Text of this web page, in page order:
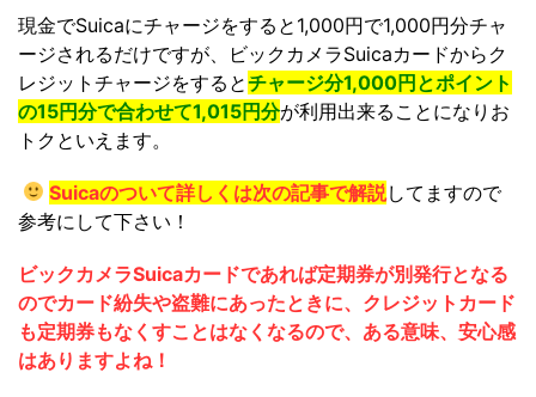
現金でSuicaにチャージをすると1,000円で1,000円分チャ
ージされるだけですが、ビックカメラSuicaカードからク
レジットチャージをするとチャージ分1,000円とポイント
の15円分で合わせて1,015円分が利用出来ることになりお
トクといえます。
Suicaのついて詳しくは次の記事で解説してますので
参考にして下さい！
ビックカメラSuicaカードであれば定期券が別発行となる
のでカード紛失や盗難にあったときに、クレジットカード
も定期券もなくすことはなくなるので、ある意味、安心感
はありますよね！